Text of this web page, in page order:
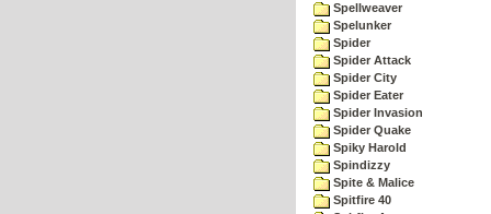
Spellweaver
Spelunker
Spider
Spider Attack
Spider City
Spider Eater
Spider Invasion
Spider Quake
Spiky Harold
Spindizzy
Spite & Malice
Spitfire 40